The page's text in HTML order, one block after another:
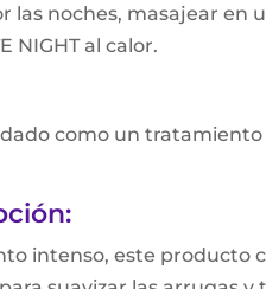
las noches, masajear en
NIGHT al calor.
como un
intenso, este producto